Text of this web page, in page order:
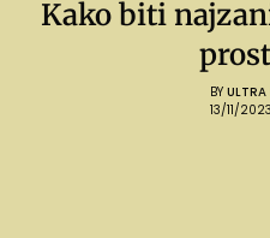
Kako biti
BY
13/11/2023